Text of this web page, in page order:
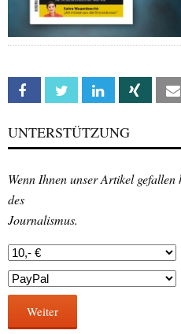
Facebook Twitter Linkedin Xing
UNTERSTÜTZUNG
Wenn Ihnen unser Artikel
des
Journalismus.
Weiter